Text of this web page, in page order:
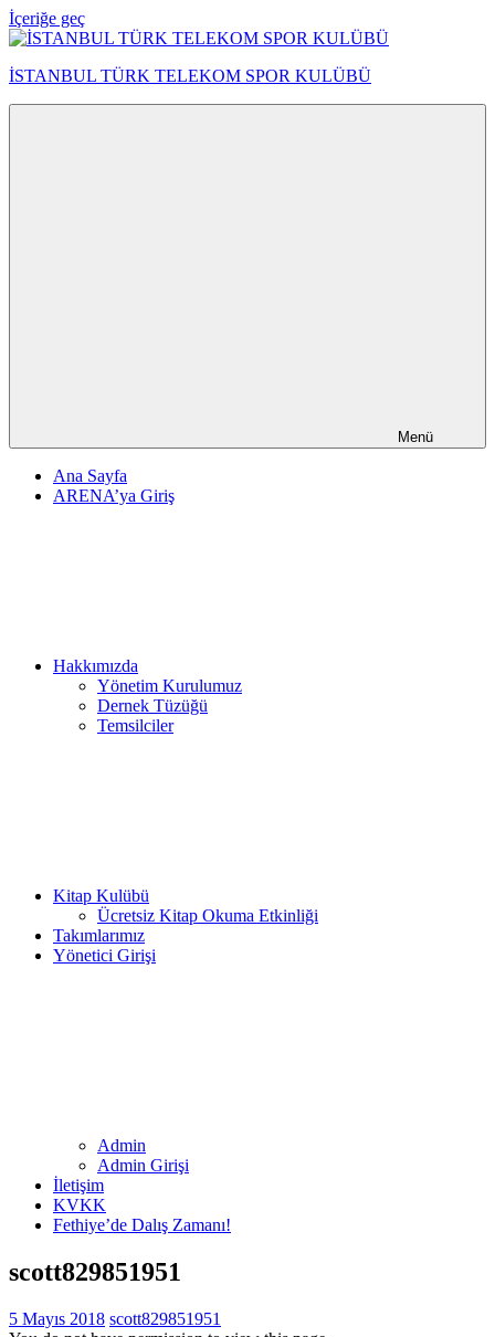
İçeriğe geç
İSTANBUL TÜRK TELEKOM SPOR KULÜBÜ
Menü
Ana Sayfa
ARENA’ya Giriş
Hakkımızda
Yönetim Kurulumuz
Dernek Tüzüğü
Temsilciler
Kitap Kulübü
Ücretsiz Kitap Okuma Etkinliği
Takımlarımız
Yönetici Girişi
Admin
Admin Girişi
İletişim
KVKK
Fethiye’de Dalış Zamanı!
scott829851951
5 Mayıs 2018 scott829851951